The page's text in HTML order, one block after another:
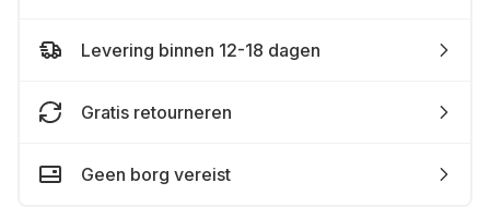
Levering binnen 12-18 dagen
Gratis retourneren
Geen borg vereist